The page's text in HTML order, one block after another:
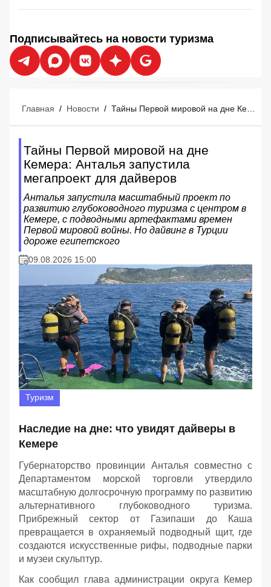
Подписывайтесь на новости туризма
Главная / Новости /
Тайны Первой мировой на дне
Кемера: Анталья запустила
мегапроект для дайверов
Анталья запустила масштабный проект по
развитию глубоководного туризма с центром в
Кемере, с подводными артефактами времен
Первой мировой войны. Но дайвинг в Турции
дороже египетского
09.08.2026 15:00
Туризм
Наследие на дне: что увидят дайверы в
Кемере
Губернаторство провинции Анталья совместно с
Департаментом морской торговли утвердило
масштабную долгосрочную программу по развитию
альтернативного глубоководного туризма.
Прибрежный сектор от Газипаши до Каша
превращается в охраняемый подводный щит, где
создаются искусственные рифы, подводные парки
и музеи скульптур.
Как сообщил глава администрации округа Кемер